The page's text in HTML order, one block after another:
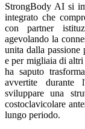
StrongBody AI si
integrato che
con partner
agevolando la
unita dalla passione
e per migliaia di altri
ha saputo
avvertite durante
sviluppare una
costoclavicolare
lungo periodo.